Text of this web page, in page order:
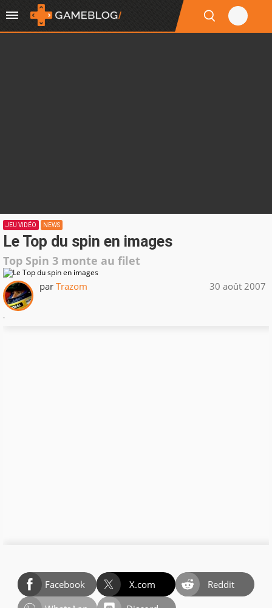
JEU VIDÉO NEWS
Le Top du spin en images
Top Spin 3 monte au filet
par Trazom 30 août 2007
.
Facebook X.com
Reddit